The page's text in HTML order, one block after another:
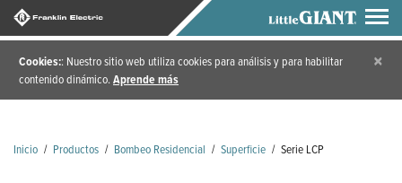
Cookies:: Nuestro sitio web utiliza cookies para análisis y para habilitar
contenido dinámico.Aprende más
×
Inicio / Productos / Bombeo Residencial / Superficie / Serie LCP